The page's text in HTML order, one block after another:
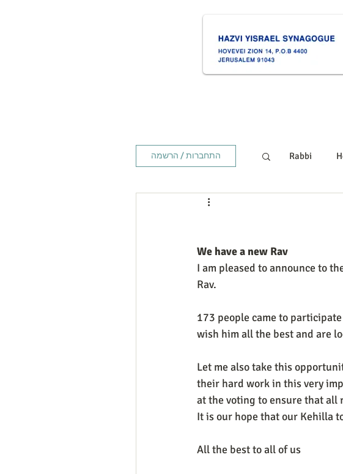
Rabbi התחברות / הרשמה
We have a new Rav
I am pleased to announce to
Rav.
173 people came to
wish him all the best and are
Let me also take this
their hard work in this very
at the voting to ensure that all
It is our hope that our Kehilla
All the best to all of us